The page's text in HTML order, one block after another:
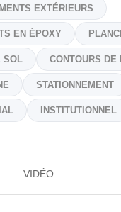
EXTÉRIEURS
EN ÉPOXY
SOL CONTOURS DE
STATIONNEMENT
INSTITUTIONNEL
VIDÉO